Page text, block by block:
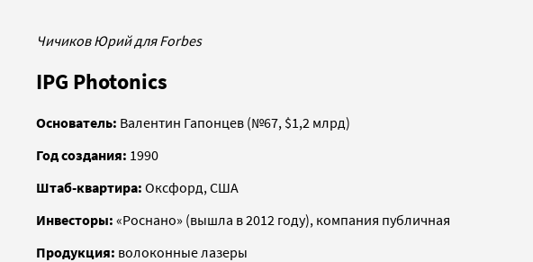
Чичиков Юрий для Forbes
IPG Photonics
Основатель: Валентин Гапонцев (№67, $1,2 млрд)
Год создания: 1990
Штаб-квартира: Оксфорд, США
Инвесторы: «Роснано» (вышла в 2012 году), компания публичная
Продукция: волоконные лазеры